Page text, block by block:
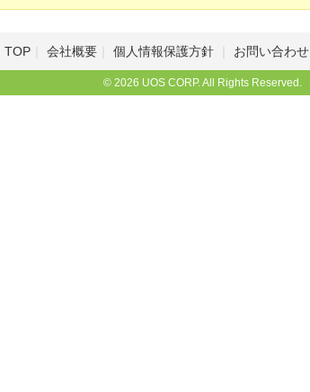
TOP 会社概要 個人情報保護方針 お問い合わせ
© 2026 UOS CORP. All Rights Reserved.